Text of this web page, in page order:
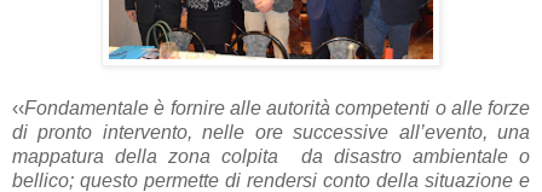
‹‹Fondamentale è fornire alle autorità competenti o alle forze
di pronto intervento, nelle ore successive all’evento, una
mappatura della zona colpita da disastro ambientale o
bellico; questo permette di rendersi conto della situazione e